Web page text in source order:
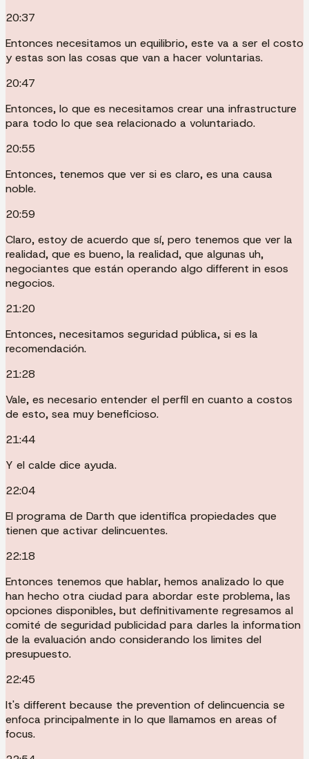
20:37
Entonces necesitamos un equilibrio, este va a ser el costo
y estas son las cosas que van a hacer voluntarias.
20:47
Entonces, lo que es necesitamos crear una infrastructure
para todo lo que sea relacionado a voluntariado.
20:55
Entonces, tenemos que ver si es claro, es una causa
noble.
20:59
Claro, estoy de acuerdo que sí, pero tenemos que ver la
realidad, que es bueno, la realidad, que algunas uh,
negociantes que están operando algo different in esos
negocios.
21:20
Entonces, necesitamos seguridad pública, si es la
recomendación.
21:28
Vale, es necesario entender el perfil en cuanto a costos
de esto, sea muy beneficioso.
21:44
Y el calde dice ayuda.
22:04
El programa de Darth que identifica propiedades que
tienen que activar delincuentes.
22:18
Entonces tenemos que hablar, hemos analizado lo que
han hecho otra ciudad para abordar este problema, las
opciones disponibles, but definitivamente regresamos al
comité de seguridad publicidad para darles la information
de la evaluación ando considerando los limites del
presupuesto.
22:45
It's different because the prevention of delincuencia se
enfoca principalmente in lo que llamamos en areas of
focus.